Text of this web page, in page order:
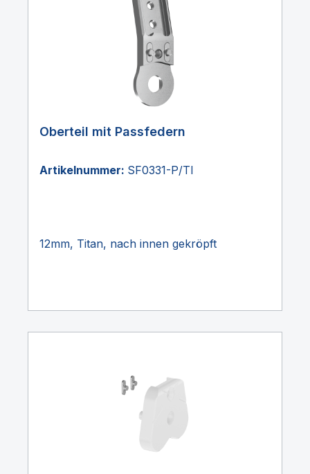
Oberteil mit Passfedern
Artikelnummer: SF0331-P/TI
12mm, Titan, nach innen gekröpft